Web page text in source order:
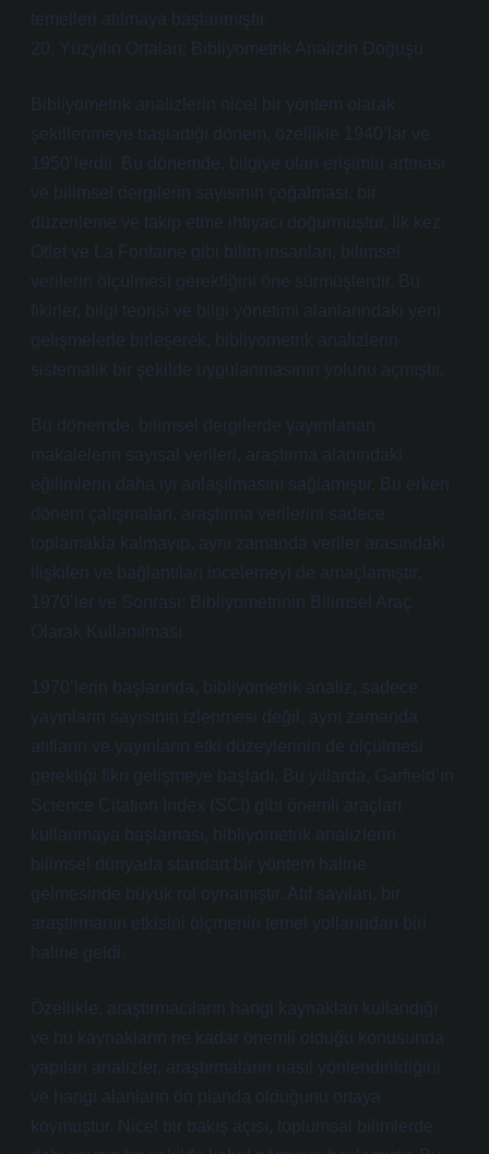
temelleri atılmaya başlanmıştır.
20. Yüzyılın Ortaları: Bibliyometrik Analizin Doğuşu
Bibliyometrik analizlerin nicel bir yöntem olarak
şekillenmeye başladığı dönem, özellikle 1940’lar ve
1950’lerdir. Bu dönemde, bilgiye olan erişimin artması
ve bilimsel dergilerin sayısının çoğalması, bir
düzenleme ve takip etme ihtiyacı doğurmuştur. İlk kez
Otlet ve La Fontaine gibi bilim insanları, bilimsel
verilerin ölçülmesi gerektiğini öne sürmüşlerdir. Bu
fikirler, bilgi teorisi ve bilgi yönetimi alanlarındaki yeni
gelişmelerle birleşerek, bibliyometrik analizlerin
sistematik bir şekilde uygulanmasının yolunu açmıştır.
Bu dönemde, bilimsel dergilerde yayımlanan
makalelerin sayısal verileri, araştırma alanındaki
eğilimlerin daha iyi anlaşılmasını sağlamıştır. Bu erken
dönem çalışmaları, araştırma verilerini sadece
toplamakla kalmayıp, aynı zamanda veriler arasındaki
ilişkileri ve bağlantıları incelemeyi de amaçlamıştır.
1970’ler ve Sonrası: Bibliyometrinin Bilimsel Araç
Olarak Kullanılması
1970’lerin başlarında, bibliyometrik analiz, sadece
yayınların sayısının izlenmesi değil, aynı zamanda
atıfların ve yayınların etki düzeylerinin de ölçülmesi
gerektiği fikri gelişmeye başladı. Bu yıllarda, Garfield’ın
Science Citation Index (SCI) gibi önemli araçları
kullanmaya başlaması, bibliyometrik analizlerin
bilimsel dünyada standart bir yöntem haline
gelmesinde büyük rol oynamıştır. Atıf sayıları, bir
araştırmanın etkisini ölçmenin temel yollarından biri
haline geldi.
Özellikle, araştırmacıların hangi kaynakları kullandığı
ve bu kaynakların ne kadar önemli olduğu konusunda
yapılan analizler, araştırmaların nasıl yönlendirildiğini
ve hangi alanların ön planda olduğunu ortaya
koymuştur. Nicel bir bakış açısı, toplumsal bilimlerde